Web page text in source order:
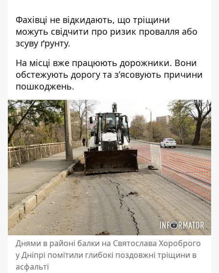
Фахівці не відкидають, що тріщини
можуть свідчити про ризик провалля або
зсуву ґрунту.
На місці вже працюють дорожники. Вони
обстежують дорогу та з’ясовують причини
пошкоджень.
Днями в районі балки на Святослава Хороброго
у Дніпрі помітили глибокі поздовжні тріщини в
асфальті